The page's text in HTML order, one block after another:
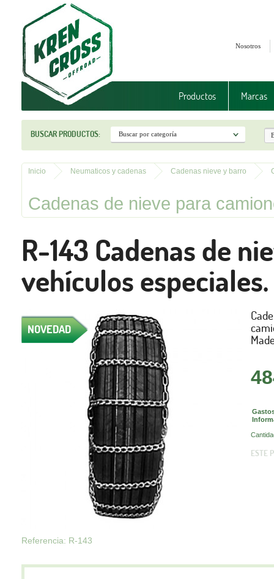
Nosotros
Productos Marcas
BUSCAR PRODUCTOS:
Inicio Neumaticos y cadenas Cadenas nieve y barro
Cadenas de nieve para
R-143 Cadenas de
vehículos especiales.
NOVEDAD
Referencia: R-143
ESTE